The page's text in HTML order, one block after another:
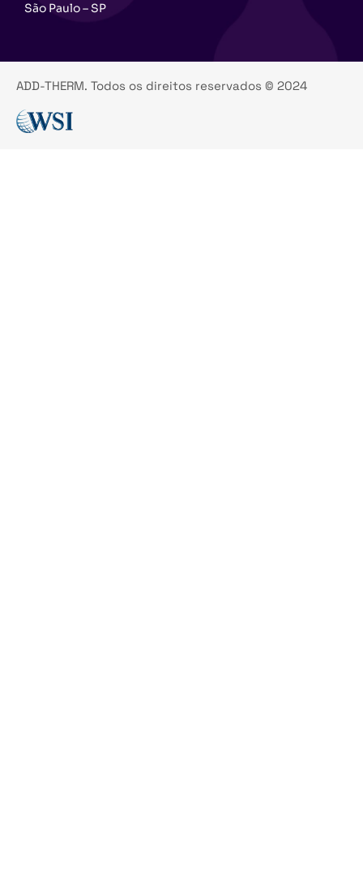
São Paulo – SP
ADD-THERM. Todos os direitos reservados © 2024